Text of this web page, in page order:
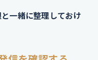
一緒に整理しておけ